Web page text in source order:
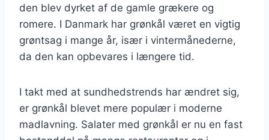
den blev dyrket af de gamle grækere og
romere. I Danmark har grønkål været en vigtig
grøntsag i mange år, især i vintermånederne,
da den kan opbevares i længere tid.
I takt med at sundhedstrends har ændret sig,
er grønkål blevet mere populær i moderne
madlavning. Salater med grønkål er nu en fast